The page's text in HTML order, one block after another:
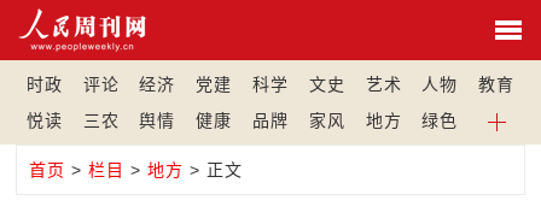
时政 评论 经济 党建 科学 文史 艺术 人物
教育
悦读
三农 舆情 健康 品牌 家风 地方 绿色
首页 >栏目 >地方 > 正文